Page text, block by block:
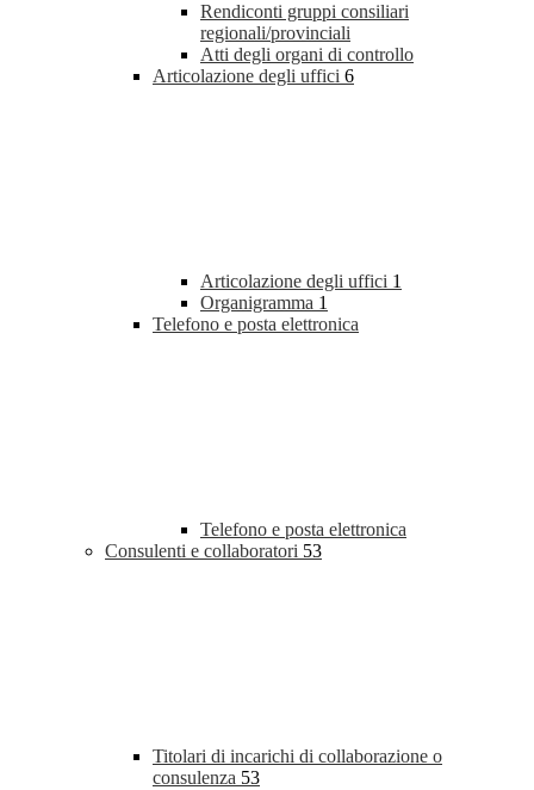
Rendiconti gruppi consiliari
regionali/provinciali
Atti degli organi di controllo
Articolazione degli uffici 6
Articolazione degli uffici 1
Organigramma 1
Telefono e posta elettronica
Telefono e posta elettronica
Consulenti e collaboratori 53
Titolari di incarichi di collaborazione o
consulenza 53